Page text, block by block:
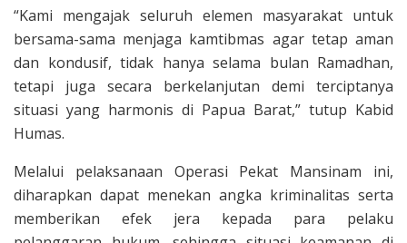
“Kami mengajak seluruh elemen masyarakat untuk
bersama-sama menjaga kamtibmas agar tetap aman
dan kondusif, tidak hanya selama bulan Ramadhan,
tetapi juga secara berkelanjutan demi terciptanya
situasi yang harmonis di Papua Barat,” tutup Kabid
Humas.
Melalui pelaksanaan Operasi Pekat Mansinam ini,
diharapkan dapat menekan angka kriminalitas serta
memberikan efek jera kepada para pelaku